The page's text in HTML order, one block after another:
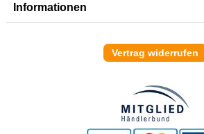
Informationen
Vertrag widerrufen